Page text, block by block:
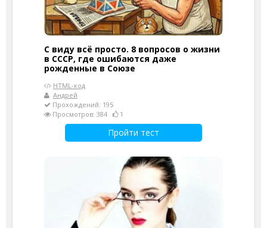
С виду всё просто. 8 вопросов о жизни
в СССР, где ошибаются даже
рожденные в Союзе
HTML-код
Андрей
Прохождений: 195
Просмотров: 384
1
Пройти тест